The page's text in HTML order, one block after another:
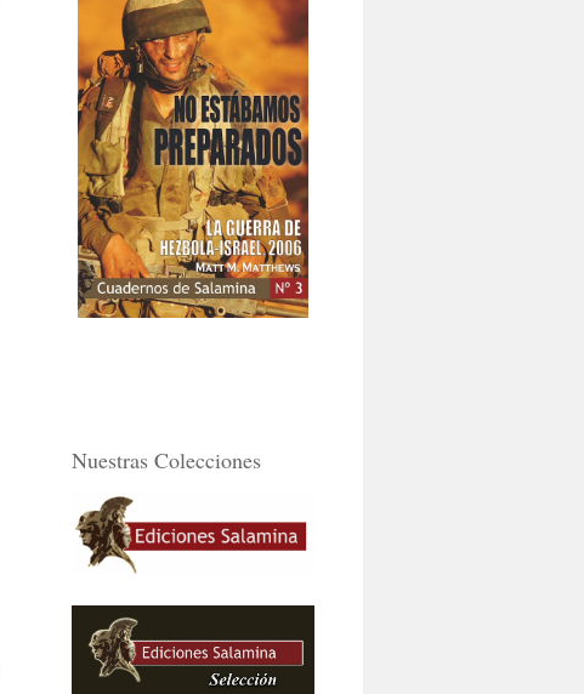
Nuestras Colecciones